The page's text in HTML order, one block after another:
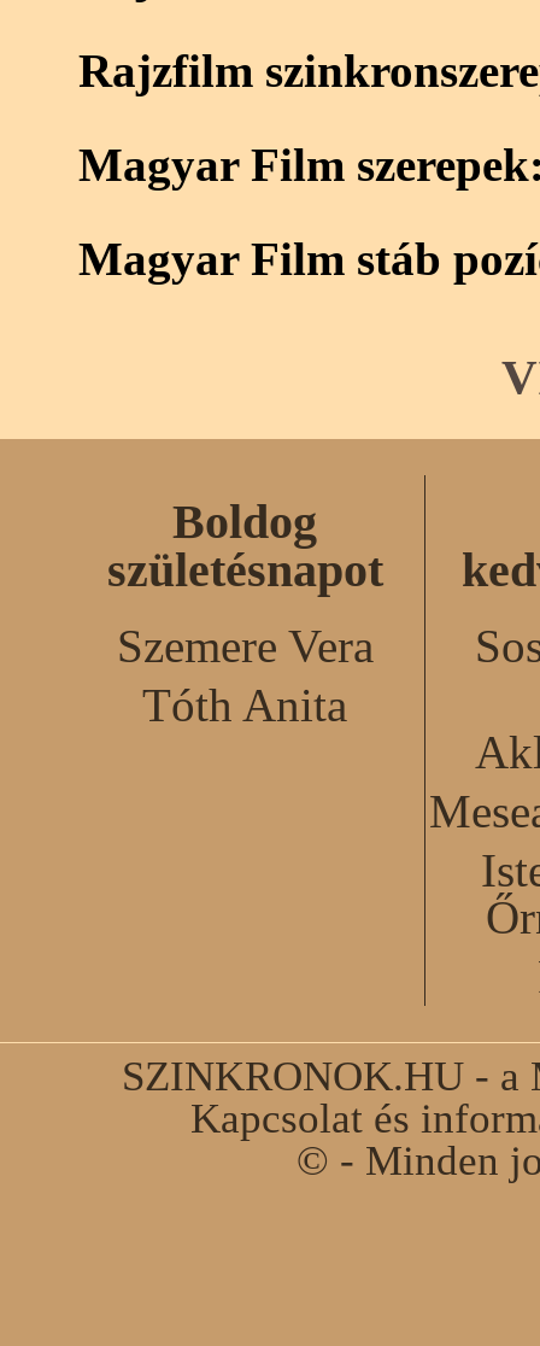
Rajzfilm
Magyar Film
Magyar Film stáb
Boldog
születésnapot
Szemere Vera
Tóth Anita
SZINKRONOK.HU - a
Kapcsolat és
© - Minden